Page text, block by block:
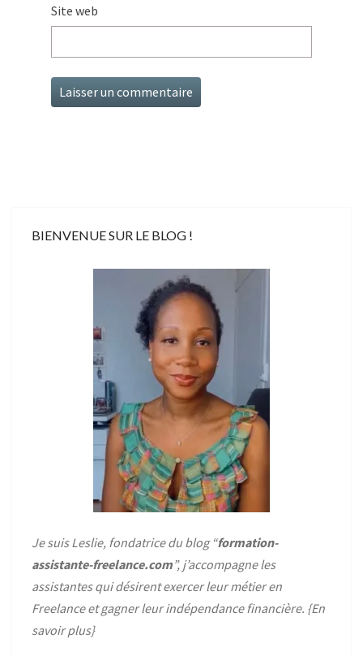
Site web
BIENVENUE SUR LE BLOG !
Je suis Leslie, fondatrice du blog “formation-
assistante-freelance.com”, j’accompagne les
assistantes qui désirent exercer leur métier en
Freelance et gagner leur indépendance financière. {En
savoir plus}